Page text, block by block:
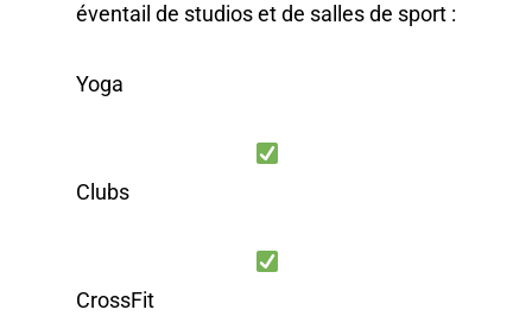
éventail de studios et de salles de sport :
Yoga
Clubs
CrossFit